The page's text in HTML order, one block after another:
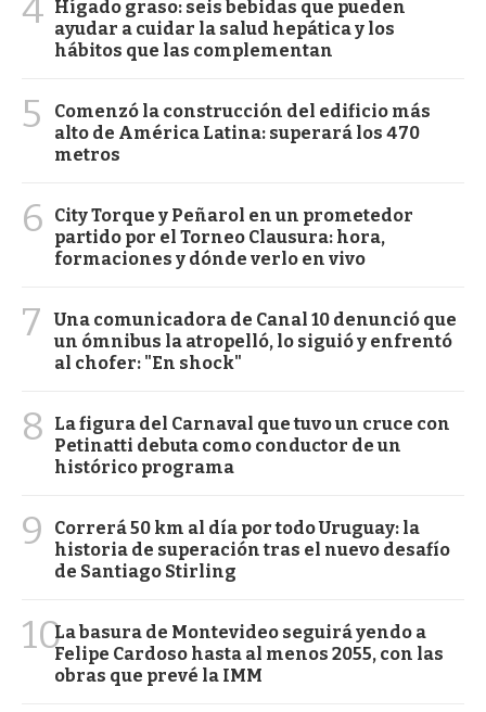
4 Hígado graso: seis bebidas que pueden
ayudar a cuidar la salud hepática y los
hábitos que las complementan
5
Comenzó la construcción del edificio más
alto de América Latina: superará los 470
metros
6
City Torque y Peñarol en un prometedor
partido por el Torneo Clausura: hora,
formaciones y dónde verlo en vivo
7
Una comunicadora de Canal 10 denunció que
un ómnibus la atropelló, lo siguió y enfrentó
al chofer: "En shock"
8
La figura del Carnaval que tuvo un cruce con
Petinatti debuta como conductor de un
histórico programa
9
Correrá 50 km al día por todo Uruguay: la
historia de superación tras el nuevo desafío
de Santiago Stirling
10La basura de Montevideo seguirá yendo a
Felipe Cardoso hasta al menos 2055, con las
obras que prevé la IMM